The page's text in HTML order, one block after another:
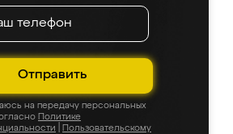
Отправить
на передачу персональных
Политике
Пользовательскому